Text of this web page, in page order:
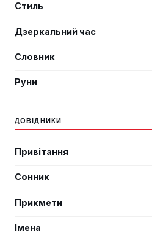
Стиль
Дзеркальний час
Словник
Руни
ДОВІДНИКИ
Привітання
Сонник
Прикмети
Імена